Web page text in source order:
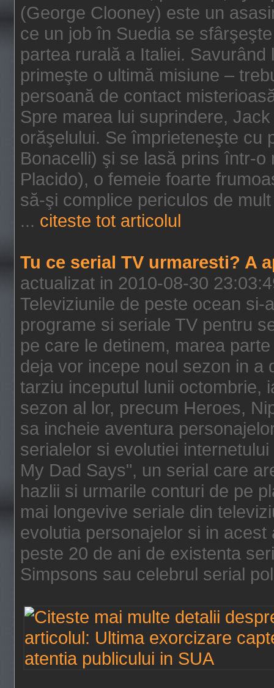
(George Clooney) este un
ce un job în Suedia se
partea rurală a Italiei.
primeşte o ultimă misiune –
persoană de contact
Spre marea lui suprindere,
orăşelului. Se împrieteneşte cu
Bonacelli) şi se lasă prins într-
Placido), o femeie foarte
să-şi complice periculos de
... citeste tot articolul
Tu ce serial TV urmaresti? A
actualizat in 2010-08-30
Televiziunile de peste ocean si-
programe si seriale TV pentru
pe care le detinem, marea
deja vor incepe noul sezon in a
tarziu inceputul lunii octombrie,
sezon al lor, precum Heroes,
sa incheie aventura
serialelor si evolutiei
My Dad Says", un serial care
hazlii si urmarile conturi de pe
mai longevive seriale din
evolutia personajelor si in
peste 20 de ani de existenta
Simpsons sau celebrul serial